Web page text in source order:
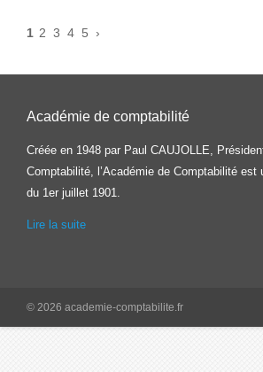
1 2 3 4 5 ›
Académie de comptabilité
Créée en 1948 par Paul CAUJOLLE,
Comptabilité, l’Académie de Comptabilité
du 1er juillet 1901.
Lire la suite
© 2026 academie-comptabilite.fr